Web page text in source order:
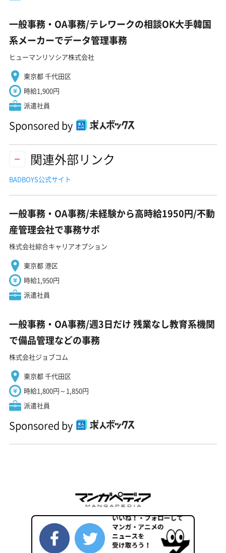
一般事務・OA事務/テレワークの相談OK大手韓国
系メーカーでデータ管理事務
ヒューマンリソシア株式会社
東京都 千代田区
時給1,900円
派遣社員
Sponsored by
関連外部リンク
BADBOYS公式サイト
一般事務・OA事務/未経験から高時給1950円/不動
産管理会社で事務サポ
株式会社綜合キャリアオプション
東京都 港区
時給1,950円
派遣社員
一般事務・OA事務/週3日だけ 残業なし教育系機関
で備品管理などの事務
株式会社ジョブコム
東京都 千代田区
時給1,800円～1,850円
派遣社員
Sponsored by